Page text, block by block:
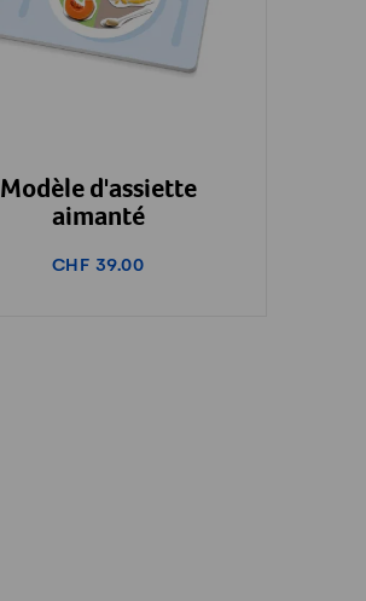
Modèle d'assiette
aimanté
CHF 39.00